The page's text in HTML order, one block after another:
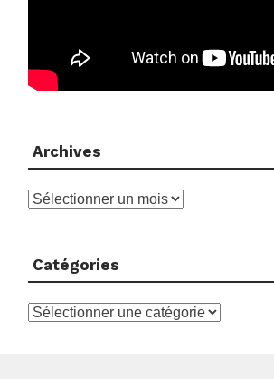
Archives
Archives
Catégories
Catégories